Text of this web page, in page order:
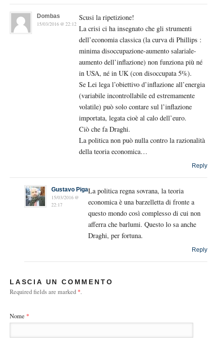
Dombas
15/03/2016 @ 22:12
Scusi la ripetizione!
La crisi ci ha insegnato che gli strumenti
dell’economia classica (la curva di Phillips :
minima disoccupazione-aumento salariale-
aumento dell’inflazione) non funziona più né
in USA, né in UK (con disoccupata 5%).
Se Lei lega l’obiettivo d’inflazione all’energia
(variabile incontrollabile ed estremamente
volatile) può solo contare sul l’inflazione
importata, legata cioè al calo dell’euro.
Ciò che fa Draghi.
La politica non può nulla contro la razionalità
della teoria economica…
Reply
Gustavo Piga
15/03/2016 @
22:17
La politica regna sovrana, la teoria
economica è una barzelletta di fronte a
questo mondo così complesso di cui non
afferra che barlumi. Questo lo sa anche
Draghi, per fortuna.
Reply
LASCIA UN COMMENTO
Required fields are marked *.
Nome *